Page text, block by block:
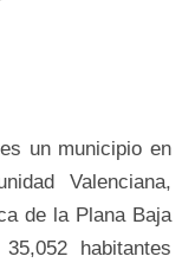
un municipio en
Valenciana,
de la Plana Baja
habitantes